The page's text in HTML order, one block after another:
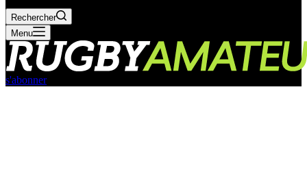
Rechercher
Menu
s'abonner